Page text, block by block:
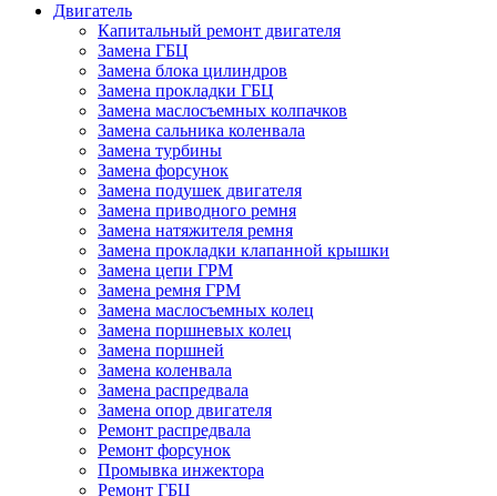
Двигатель
Капитальный ремонт двигателя
Замена ГБЦ
Замена блока цилиндров
Замена прокладки ГБЦ
Замена маслосъемных колпачков
Замена сальника коленвала
Замена турбины
Замена форсунок
Замена подушек двигателя
Замена приводного ремня
Замена натяжителя ремня
Замена прокладки клапанной крышки
Замена цепи ГРМ
Замена ремня ГРМ
Замена маслосъемных колец
Замена поршневых колец
Замена поршней
Замена коленвала
Замена распредвала
Замена опор двигателя
Ремонт распредвала
Ремонт форсунок
Промывка инжектора
Ремонт ГБЦ